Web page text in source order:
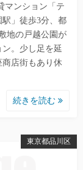
マンション「テ
」徒歩3分、都
地の戸越公園が
。少し足を延
店街もあり休
続きを読む
東京都品川区